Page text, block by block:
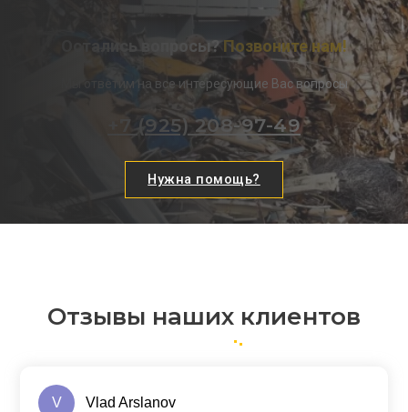
Остались вопросы? Позвоните нам!
Мы ответим на все интересующие Вас вопросы
+7 (925) 208-97-49
Нужна помощь?
Отзывы наших клиентов
V Vlad Arslanov